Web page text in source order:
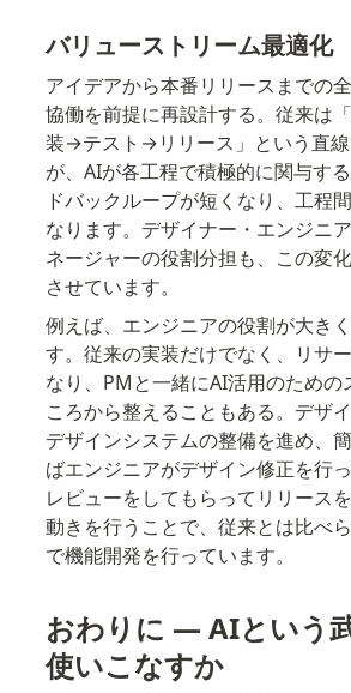
バリューストリーム最適化
アイデアから本番リリースまでの
協働を前提に再設計する。従来は
装→テスト→リリース」という直
が、AIが各工程で積極的に関与す
ドバックループが短くなり、工程
なります。デザイナー・エンジニ
ネージャーの役割分担も、この変
させています。
例えば、エンジニアの役割が大き
す。従来の実装だけでなく、リサ
なり、PMと一緒にAI活用のための
ころから整えることもある。デザ
デザインシステムの整備を進め、
ばエンジニアがデザイン修正を行
レビューをしてもらってリリース
動きを行うことで、従来とは比べ
で機能開発を行っています。
おわりに — AIという
使いこなすか